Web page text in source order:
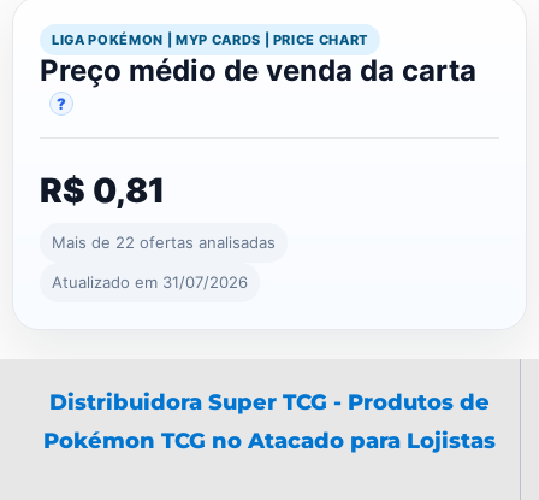
LIGA POKÉMON | MYP CARDS | PRICE CHART
Preço médio de venda da carta
?
R$ 0,81
Mais de 22 ofertas analisadas
Atualizado em 31/07/2026
Distribuidora Super TCG - Produtos de
Pokémon TCG no Atacado para Lojistas